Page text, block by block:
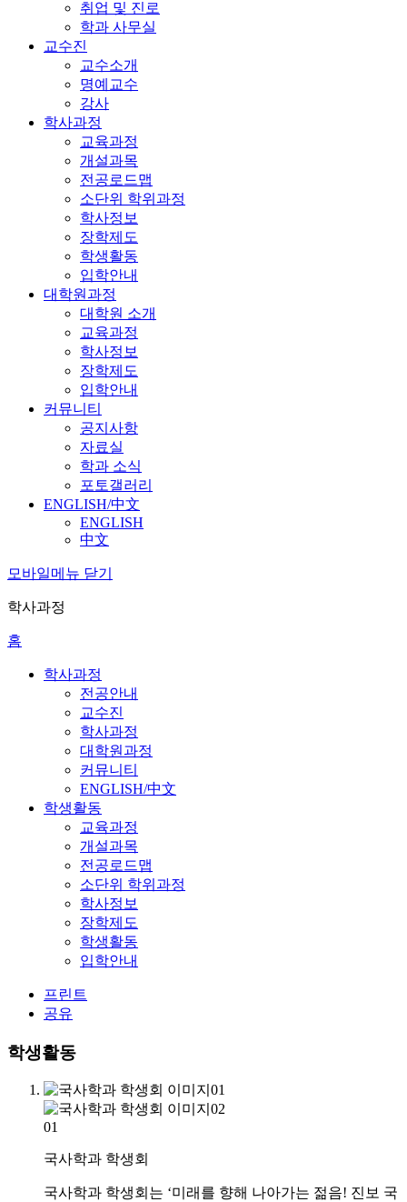
취업 및 진로
학과 사무실
교수진
교수소개
명예교수
강사
학사과정
교육과정
개설과목
전공로드맵
소단위 학위과정
학사정보
장학제도
학생활동
입학안내
대학원과정
대학원 소개
교육과정
학사정보
장학제도
입학안내
커뮤니티
공지사항
자료실
학과 소식
포토갤러리
ENGLISH/中文
ENGLISH
中文
모바일메뉴 닫기
학사과정
홈
학사과정
전공안내
교수진
학사과정
대학원과정
커뮤니티
ENGLISH/中文
학생활동
교육과정
개설과목
전공로드맵
소단위 학위과정
학사정보
장학제도
학생활동
입학안내
프린트
공유
학생활동
01
국사학과 학생회
국사학과 학생회는 ‘미래를 향해 나아가는 젊음! 진보 국